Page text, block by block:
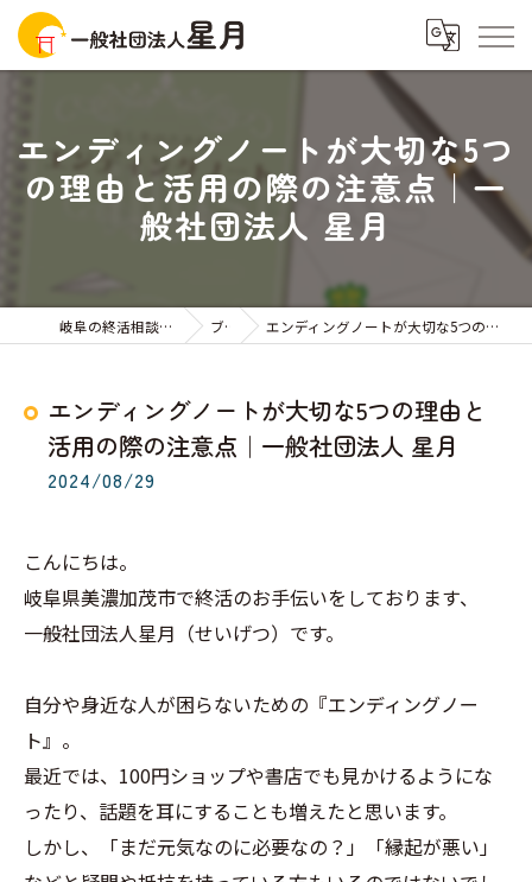
エンディングノートが大切な5つ
の理由と活用の際の注意点｜一
般社団法人 星月
岐阜の終活相談なら一般社団法人星月 ブログ エンディングノートが大切な5つの理由と活用の際の注意点｜一般社団法人 星月
エンディングノートが大切な5つの理由と
活用の際の注意点｜一般社団法人 星月
2024/08/29
こんにちは。
岐阜県美濃加茂市で終活のお手伝いをしております、
一般社団法人星月（せいげつ）です。
自分や身近な人が困らないための『エンディングノー
ト』。
最近では、100円ショップや書店でも見かけるようにな
ったり、話題を耳にすることも増えたと思います。
しかし、「まだ元気なのに必要なの？」「縁起が悪い」